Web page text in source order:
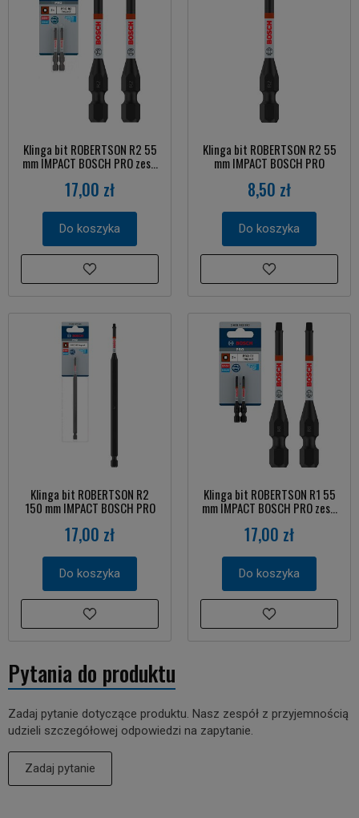
Klinga bit ROBERTSON R2 55
mm IMPACT BOSCH PRO zes...
17,00 zł
Do koszyka
Klinga bit ROBERTSON R2 55
mm IMPACT BOSCH PRO
8,50 zł
Do koszyka
Klinga bit ROBERTSON R2
150 mm IMPACT BOSCH PRO
17,00 zł
Do koszyka
Klinga bit ROBERTSON R1 55
mm IMPACT BOSCH PRO zes...
17,00 zł
Do koszyka
Pytania do produktu
Zadaj pytanie dotyczące produktu. Nasz zespół z przyjemnością
udzieli szczegółowej odpowiedzi na zapytanie.
Zadaj pytanie